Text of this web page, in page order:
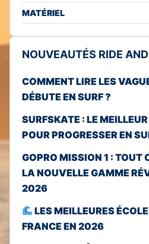
MATÉRIEL
NOUVEAUTÉS RIDE
COMMENT LIRE LES
DÉBUTE EN SURF ?
SURFSKATE : LE
POUR PROGRESSER EN
GOPRO MISSION 1 : TOUT
LA NOUVELLE GAMME
2026
LES MEILLEURES
FRANCE EN 2026